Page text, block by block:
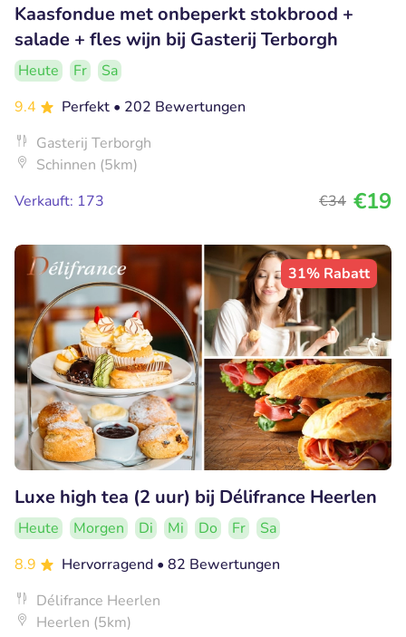
Kaasfondue met onbeperkt stokbrood +
salade + fles wijn bij Gasterij Terborgh
Heute Fr
Sa
9.4
Perfekt • 202 Bewertungen
Gasterij Terborgh
Schinnen (5km)
Verkauft: 173
€34 €19
31% Rabatt
Luxe high tea (2 uur) bij Délifrance Heerlen
Heute Morgen Di Mi Do Fr
Sa
8.9
Hervorragend • 82 Bewertungen
Délifrance Heerlen
Heerlen (5km)